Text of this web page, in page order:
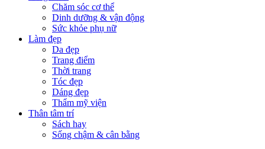
Chăm sóc cơ thể
Dinh dưỡng & vận động
Sức khỏe phụ nữ
Làm đẹp
Da đẹp
Trang điểm
Thời trang
Tóc đẹp
Dáng đẹp
Thẩm mỹ viện
Thân tâm trí
Sách hay
Sống chậm & cân bằng